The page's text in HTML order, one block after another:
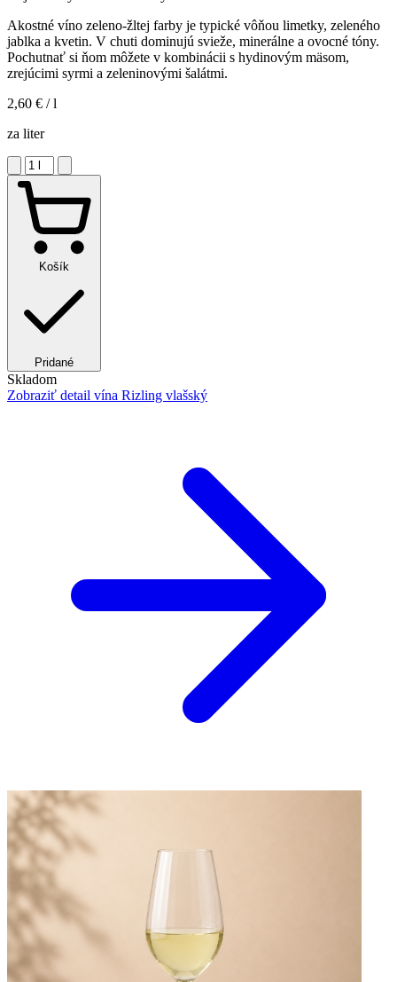
Akostné víno zeleno-žltej farby je typické vôňou limetky, zeleného
jablka a kvetin. V chuti dominujú svieže, minerálne a ovocné tóny.
Pochutnať si ňom môžete v kombinácii s hydinovým mäsom,
zrejúcimi syrmi a zeleninovými šalátmi.
2,60 € / l
za liter
Košík
Pridané
Skladom
Zobraziť detail vína Rizling vlašský